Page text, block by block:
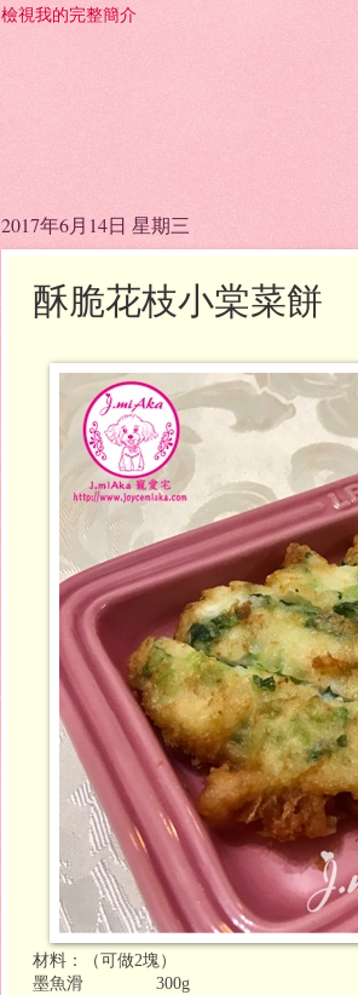
檢視我的完整簡介
2017年6月14日 星期三
酥脆花枝小棠菜餅
材料：（可做2塊）
墨魚滑 300g